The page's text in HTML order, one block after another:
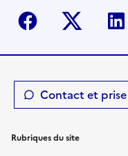
Facebook
Contact et
Rubriques du site